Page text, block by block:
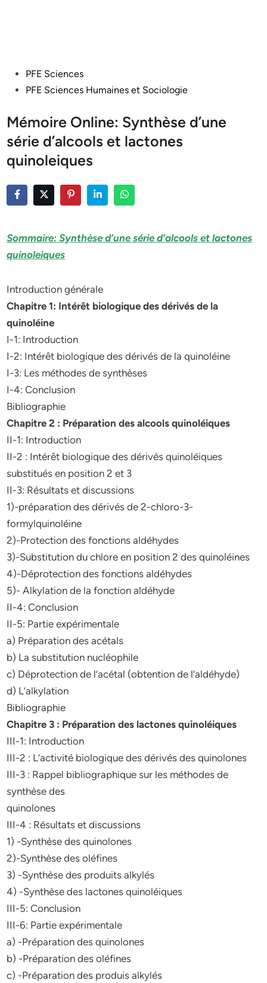
PostedPFE Sciences
PFE Sciences Humaines et Sociologie
Mémoire Online: Synthèse d’une
série d’alcools et lactones
quinoleiques
Sommaire: Synthèse d’une série d’alcools et lactones
quinoleiques
Introduction générale
Chapitre 1: Intérêt biologique des dérivés de la
quinoléine
I-1: Introduction
I-2: Intérêt biologique des dérivés de la quinoléine
I-3: Les méthodes de synthèses
I-4: Conclusion
Bibliographie
Chapitre 2 : Préparation des alcools quinoléiques
II-1: Introduction
II-2 : Intérêt biologique des dérivés quinoléiques
substitués en position 2 et 3
II-3: Résultats et discussions
1)-préparation des dérivés de 2-chloro-3-
formylquinoléine
2)-Protection des fonctions aldéhydes
3)-Substitution du chlore en position 2 des quinoléines
4)-Déprotection des fonctions aldéhydes
5)- Alkylation de la fonction aldéhyde
II-4: Conclusion
II-5: Partie expérimentale
a) Préparation des acétals
b) La substitution nucléophile
c) Déprotection de l’acétal (obtention de l’aldéhyde)
d) L’alkylation
Bibliographie
Chapitre 3 : Préparation des lactones quinoléiques
III-1: Introduction
III-2 : L’activité biologique des dérivés des quinolones
III-3 : Rappel bibliographique sur les méthodes de
synthèse des
quinolones
III-4 : Résultats et discussions
1) -Synthèse des quinolones
2)-Synthèse des oléfines
3) -Synthèse des produits alkylés
4) -Synthèse des lactones quinoléiques
III-5: Conclusion
III-6: Partie expérimentale
a) -Préparation des quinolones
b) -Préparation des oléfines
c) -Préparation des produis alkylés